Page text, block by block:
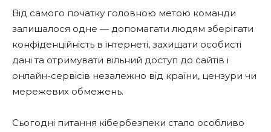
Від самого початку головною метою команди
залишалося одне — допомагати людям зберігати
конфіденційність в інтернеті, захищати особисті
дані та отримувати вільний доступ до сайтів і
онлайн-сервісів незалежно від країни, цензури чи
мережевих обмежень.
Сьогодні питання кібербезпеки стало особливо